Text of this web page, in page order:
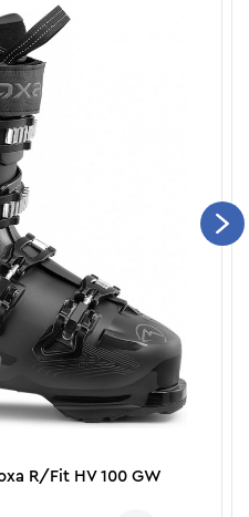
R/Fit HV 100 GW